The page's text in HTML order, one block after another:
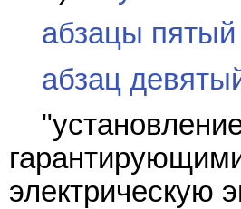
абзацы пятый
абзац
электрическую